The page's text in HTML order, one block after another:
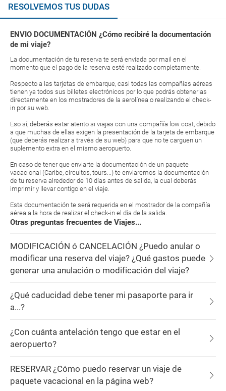
RESOLVEMOS TUS DUDAS
ENVIO DOCUMENTACIÓN ¿Cómo recibiré la documentación
de mi viaje?
La documentación de tu reserva te será enviada por mail en el
momento que el pago de la reserva esté realizado completamente.
Respecto a las tarjetas de embarque, casi todas las compañías aéreas
tienen ya todos sus billetes electrónicos por lo que podrás obtenerlas
directamente en los mostradores de la aerolínea o realizando el check-
in por su web.
Eso sí, deberás estar atento si viajas con una compañía low cost, debido
a que muchas de ellas exigen la presentación de la tarjeta de embarque
(que deberás realizar a través de su web) para que no te carguen un
suplemento extra en el mismo aeropuerto.
En caso de tener que enviarte la documentación de un paquete
vacacional (Caribe, circuitos, tours...) te enviaremos la documentación
de tu reserva alrededor de 10 días antes de salida, la cual deberás
imprimir y llevar contigo en el viaje.
Esta documentación te será requerida en el mostrador de la compañía
aérea a la hora de realizar el check-in el día de la salida.
Otras preguntas frecuentes de Viajes...
MODIFICACIÓN ó CANCELACIÓN ¿Puedo anular o
modificar una reserva del viaje? ¿Qué gastos puede
generar una anulación o modificación del viaje?
¿Qué caducidad debe tener mi pasaporte para ir
a...?
¿Con cuánta antelación tengo que estar en el
aeropuerto?
RESERVAR ¿Cómo puedo reservar un viaje de
paquete vacacional en la página web?